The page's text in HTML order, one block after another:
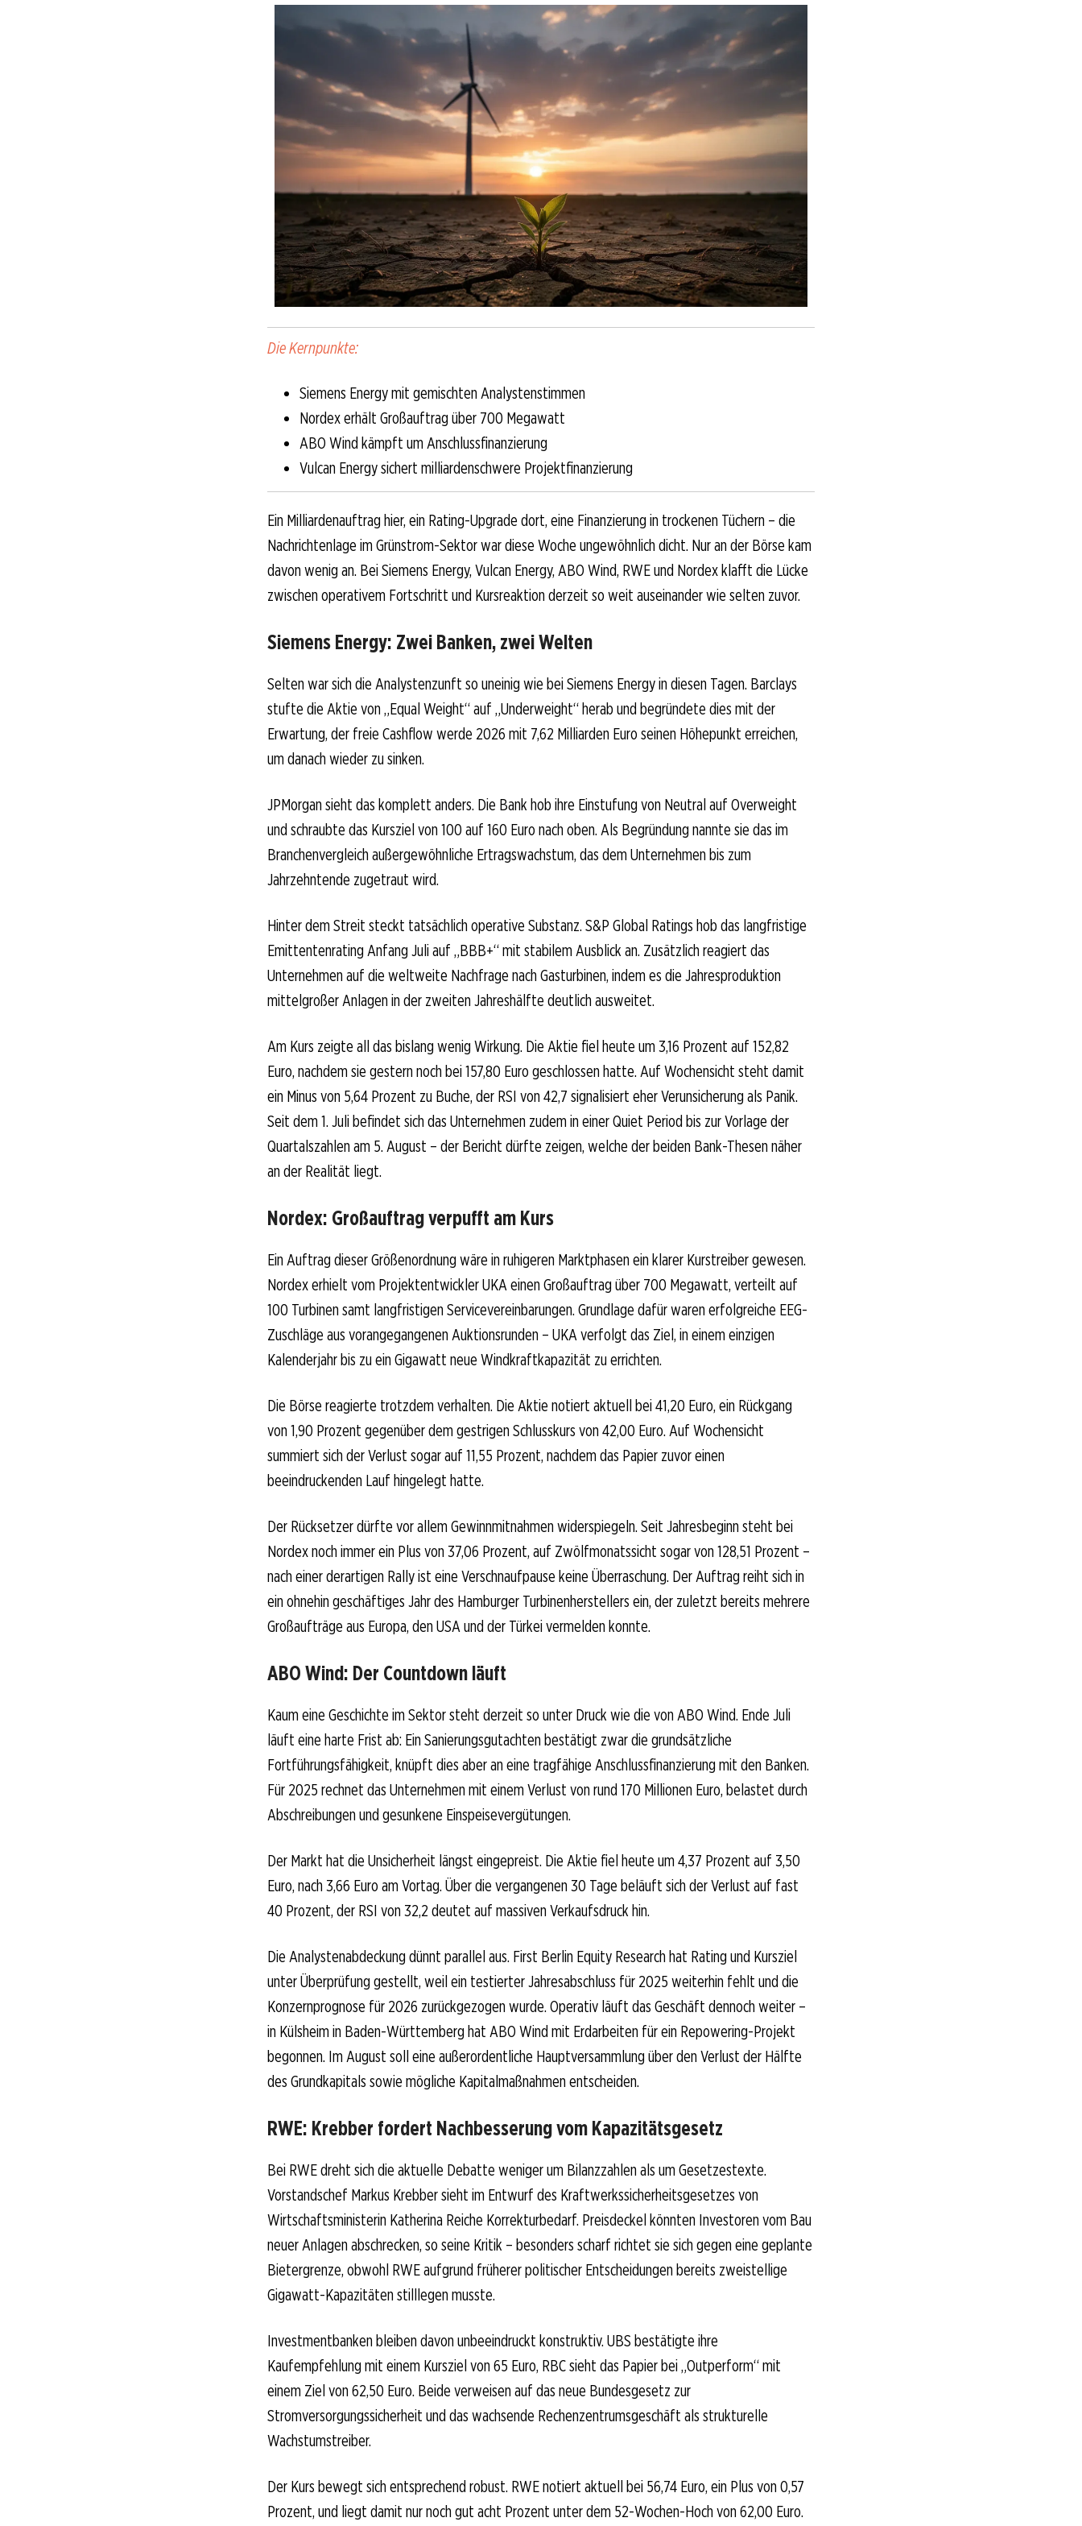
Die Kernpunkte:
Siemens Energy mit gemischten Analystenstimmen
Nordex erhält Großauftrag über 700 Megawatt
ABO Wind kämpft um Anschlussfinanzierung
Vulcan Energy sichert milliardenschwere Projektfinanzierung
Ein Milliardenauftrag hier, ein Rating-Upgrade dort, eine Finanzierung in trockenen Tüchern – die
Nachrichtenlage im Grünstrom-Sektor war diese Woche ungewöhnlich dicht. Nur an der Börse kam
davon wenig an. Bei Siemens Energy, Vulcan Energy, ABO Wind, RWE und Nordex klafft die Lücke
zwischen operativem Fortschritt und Kursreaktion derzeit so weit auseinander wie selten zuvor.
Siemens Energy: Zwei Banken, zwei Welten
Selten war sich die Analystenzunft so uneinig wie bei Siemens Energy in diesen Tagen. Barclays
stufte die Aktie von „Equal Weight“ auf „Underweight“ herab und begründete dies mit der
Erwartung, der freie Cashflow werde 2026 mit 7,62 Milliarden Euro seinen Höhepunkt erreichen,
um danach wieder zu sinken.
JPMorgan sieht das komplett anders. Die Bank hob ihre Einstufung von Neutral auf Overweight
und schraubte das Kursziel von 100 auf 160 Euro nach oben. Als Begründung nannte sie das im
Branchenvergleich außergewöhnliche Ertragswachstum, das dem Unternehmen bis zum
Jahrzehntende zugetraut wird.
Hinter dem Streit steckt tatsächlich operative Substanz. S&P Global Ratings hob das langfristige
Emittentenrating Anfang Juli auf „BBB+“ mit stabilem Ausblick an. Zusätzlich reagiert das
Unternehmen auf die weltweite Nachfrage nach Gasturbinen, indem es die Jahresproduktion
mittelgroßer Anlagen in der zweiten Jahreshälfte deutlich ausweitet.
Am Kurs zeigte all das bislang wenig Wirkung. Die Aktie fiel heute um 3,16 Prozent auf 152,82
Euro, nachdem sie gestern noch bei 157,80 Euro geschlossen hatte. Auf Wochensicht steht damit
ein Minus von 5,64 Prozent zu Buche, der RSI von 42,7 signalisiert eher Verunsicherung als Panik.
Seit dem 1. Juli befindet sich das Unternehmen zudem in einer Quiet Period bis zur Vorlage der
Quartalszahlen am 5. August – der Bericht dürfte zeigen, welche der beiden Bank-Thesen näher
an der Realität liegt.
Nordex: Großauftrag verpufft am Kurs
Ein Auftrag dieser Größenordnung wäre in ruhigeren Marktphasen ein klarer Kurstreiber gewesen.
Nordex erhielt vom Projektentwickler UKA einen Großauftrag über 700 Megawatt, verteilt auf
100 Turbinen samt langfristigen Servicevereinbarungen. Grundlage dafür waren erfolgreiche EEG-
Zuschläge aus vorangegangenen Auktionsrunden – UKA verfolgt das Ziel, in einem einzigen
Kalenderjahr bis zu ein Gigawatt neue Windkraftkapazität zu errichten.
Die Börse reagierte trotzdem verhalten. Die Aktie notiert aktuell bei 41,20 Euro, ein Rückgang
von 1,90 Prozent gegenüber dem gestrigen Schlusskurs von 42,00 Euro. Auf Wochensicht
summiert sich der Verlust sogar auf 11,55 Prozent, nachdem das Papier zuvor einen
beeindruckenden Lauf hingelegt hatte.
Der Rücksetzer dürfte vor allem Gewinnmitnahmen widerspiegeln. Seit Jahresbeginn steht bei
Nordex noch immer ein Plus von 37,06 Prozent, auf Zwölfmonatssicht sogar von 128,51 Prozent –
nach einer derartigen Rally ist eine Verschnaufpause keine Überraschung. Der Auftrag reiht sich in
ein ohnehin geschäftiges Jahr des Hamburger Turbinenherstellers ein, der zuletzt bereits mehrere
Großaufträge aus Europa, den USA und der Türkei vermelden konnte.
ABO Wind: Der Countdown läuft
Kaum eine Geschichte im Sektor steht derzeit so unter Druck wie die von ABO Wind. Ende Juli
läuft eine harte Frist ab: Ein Sanierungsgutachten bestätigt zwar die grundsätzliche
Fortführungsfähigkeit, knüpft dies aber an eine tragfähige Anschlussfinanzierung mit den Banken.
Für 2025 rechnet das Unternehmen mit einem Verlust von rund 170 Millionen Euro, belastet durch
Abschreibungen und gesunkene Einspeisevergütungen.
Der Markt hat die Unsicherheit längst eingepreist. Die Aktie fiel heute um 4,37 Prozent auf 3,50
Euro, nach 3,66 Euro am Vortag. Über die vergangenen 30 Tage beläuft sich der Verlust auf fast
40 Prozent, der RSI von 32,2 deutet auf massiven Verkaufsdruck hin.
Die Analystenabdeckung dünnt parallel aus. First Berlin Equity Research hat Rating und Kursziel
unter Überprüfung gestellt, weil ein testierter Jahresabschluss für 2025 weiterhin fehlt und die
Konzernprognose für 2026 zurückgezogen wurde. Operativ läuft das Geschäft dennoch weiter –
in Külsheim in Baden-Württemberg hat ABO Wind mit Erdarbeiten für ein Repowering-Projekt
begonnen. Im August soll eine außerordentliche Hauptversammlung über den Verlust der Hälfte
des Grundkapitals sowie mögliche Kapitalmaßnahmen entscheiden.
RWE: Krebber fordert Nachbesserung vom Kapazitätsgesetz
Bei RWE dreht sich die aktuelle Debatte weniger um Bilanzzahlen als um Gesetzestexte.
Vorstandschef Markus Krebber sieht im Entwurf des Kraftwerkssicherheitsgesetzes von
Wirtschaftsministerin Katherina Reiche Korrekturbedarf. Preisdeckel könnten Investoren vom Bau
neuer Anlagen abschrecken, so seine Kritik – besonders scharf richtet sie sich gegen eine geplante
Bietergrenze, obwohl RWE aufgrund früherer politischer Entscheidungen bereits zweistellige
Gigawatt-Kapazitäten stilllegen musste.
Investmentbanken bleiben davon unbeeindruckt konstruktiv. UBS bestätigte ihre
Kaufempfehlung mit einem Kursziel von 65 Euro, RBC sieht das Papier bei „Outperform“ mit
einem Ziel von 62,50 Euro. Beide verweisen auf das neue Bundesgesetz zur
Stromversorgungssicherheit und das wachsende Rechenzentrumsgeschäft als strukturelle
Wachstumstreiber.
Der Kurs bewegt sich entsprechend robust. RWE notiert aktuell bei 56,74 Euro, ein Plus von 0,57
Prozent, und liegt damit nur noch gut acht Prozent unter dem 52-Wochen-Hoch von 62,00 Euro.